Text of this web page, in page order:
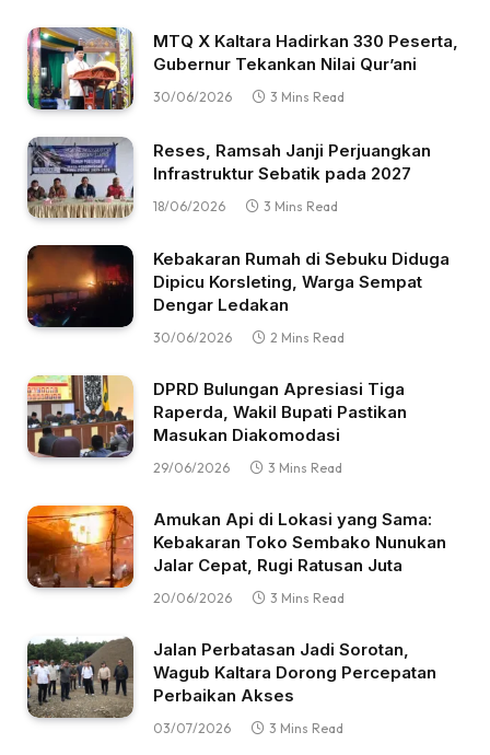
MTQ X Kaltara Hadirkan 330 Peserta,
Gubernur Tekankan Nilai Qur’ani
30/06/2026 3 Mins Read
Reses, Ramsah Janji Perjuangkan
Infrastruktur Sebatik pada 2027
18/06/2026 3 Mins Read
Kebakaran Rumah di Sebuku Diduga
Dipicu Korsleting, Warga Sempat
Dengar Ledakan
30/06/2026 2 Mins Read
DPRD Bulungan Apresiasi Tiga
Raperda, Wakil Bupati Pastikan
Masukan Diakomodasi
29/06/2026 3 Mins Read
Amukan Api di Lokasi yang Sama:
Kebakaran Toko Sembako Nunukan
Jalar Cepat, Rugi Ratusan Juta
20/06/2026 3 Mins Read
Jalan Perbatasan Jadi Sorotan,
Wagub Kaltara Dorong Percepatan
Perbaikan Akses
03/07/2026 3 Mins Read